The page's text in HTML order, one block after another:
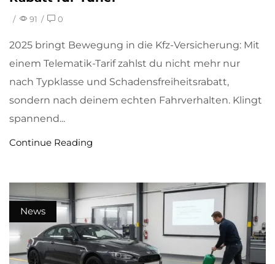
/ 91 / 0
2025 bringt Bewegung in die Kfz-Versicherung: Mit
einem Telematik-Tarif zahlst du nicht mehr nur
nach Typklasse und Schadensfreiheitsrabatt,
sondern nach deinem echten Fahrverhalten. Klingt
spannend...
Continue Reading
News